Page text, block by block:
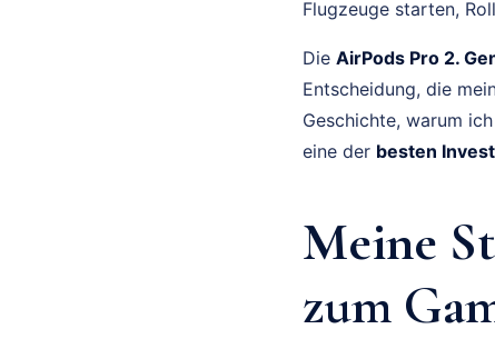
Flugzeuge starten,
Die AirPods Pro 2.
Entscheidung, die
Geschichte, warum
eine der besten
Meine
zum